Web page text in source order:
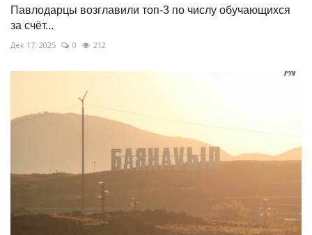
Павлодарцы возглавили топ-3 по числу обучающихся
за счёт...
Дек 17, 2025 0 212